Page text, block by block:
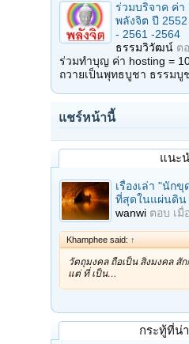
ร่วมบริจาค ค่า
พลังจิต ปี
- 2561 -2564
ธรรมวิวัฒน์ ต
ร่วมทำบุญ ค่า hosting =
ถวายเป็นพุทธบูชา ธรรม
แชร์หน้านี้
แนะ
เรื่องเล่า "นัก
ที่สุดในแผ่นดิน
wanwi ตอบ เมื่
Khamphee said: ↑
วัตถุมงคล ถือเป็น สิ่งมงคล สั
แต่ ที่ เป็น…
กระทู้ที่น่